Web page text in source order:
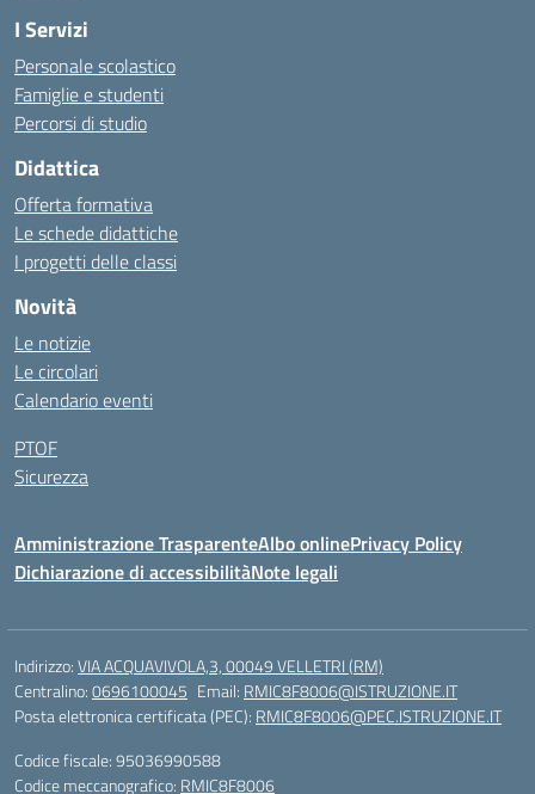
I Servizi
Personale scolastico
Famiglie e studenti
Percorsi di studio
Didattica
Offerta formativa
Le schede didattiche
I progetti delle classi
Novità
Le notizie
Le circolari
Calendario eventi
PTOF
Sicurezza
Amministrazione TrasparenteAlbo onlinePrivacy Policy
Dichiarazione di accessibilitàNote legali
Indirizzo:VIA ACQUAVIVOLA,3, 00049 VELLETRI (RM)
Centralino:0696100045 Email: RMIC8F8006@ISTRUZIONE.IT
Posta elettronica certificata (PEC): RMIC8F8006@PEC.ISTRUZIONE.IT
Codice fiscale: 95036990588
Codice meccanografico: RMIC8F8006